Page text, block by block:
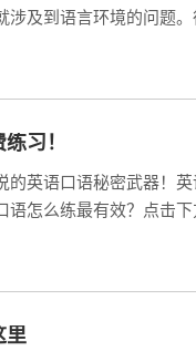
及到语言环境的问题
习！
英语口语秘密武器！
怎么练最有效？点击
”不用我多说，大家应
，很多父
里